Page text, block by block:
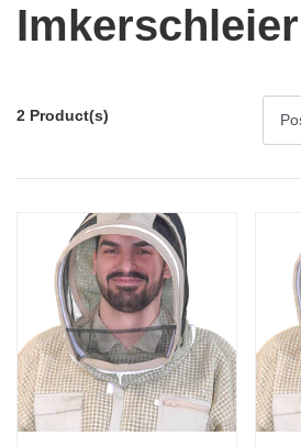
Imkerschleier
2 Product(s)